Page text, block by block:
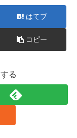
はてブ
コピー
る